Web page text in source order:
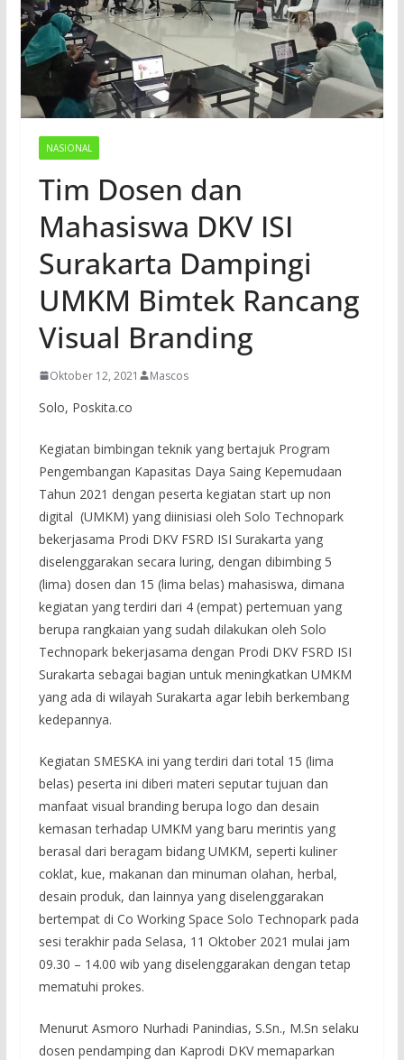
NASIONAL
Tim Dosen dan
Mahasiswa DKV ISI
Surakarta Dampingi
UMKM Bimtek Rancang
Visual Branding
Oktober 12, 2021 Mascos
Solo, Poskita.co
Kegiatan bimbingan teknik yang bertajuk Program
Pengembangan Kapasitas Daya Saing Kepemudaan
Tahun 2021 dengan peserta kegiatan start up non
digital (UMKM) yang diinisiasi oleh Solo Technopark
bekerjasama Prodi DKV FSRD ISI Surakarta yang
diselenggarakan secara luring, dengan dibimbing 5
(lima) dosen dan 15 (lima belas) mahasiswa, dimana
kegiatan yang terdiri dari 4 (empat) pertemuan yang
berupa rangkaian yang sudah dilakukan oleh Solo
Technopark bekerjasama dengan Prodi DKV FSRD ISI
Surakarta sebagai bagian untuk meningkatkan UMKM
yang ada di wilayah Surakarta agar lebih berkembang
kedepannya.
Kegiatan SMESKA ini yang terdiri dari total 15 (lima
belas) peserta ini diberi materi seputar tujuan dan
manfaat visual branding berupa logo dan desain
kemasan terhadap UMKM yang baru merintis yang
berasal dari beragam bidang UMKM, seperti kuliner
coklat, kue, makanan dan minuman olahan, herbal,
desain produk, dan lainnya yang diselenggarakan
bertempat di Co Working Space Solo Technopark pada
sesi terakhir pada Selasa, 11 Oktober 2021 mulai jam
09.30 – 14.00 wib yang diselenggarakan dengan tetap
mematuhi prokes.
Menurut Asmoro Nurhadi Panindias, S.Sn., M.Sn selaku
dosen pendamping dan Kaprodi DKV memaparkan